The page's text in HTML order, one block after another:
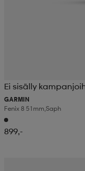
Ei sisälly
GARMIN
Fenix 8 51mm,saph
899,-